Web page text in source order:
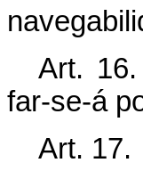
Art.
far-se-á
Art. 17.